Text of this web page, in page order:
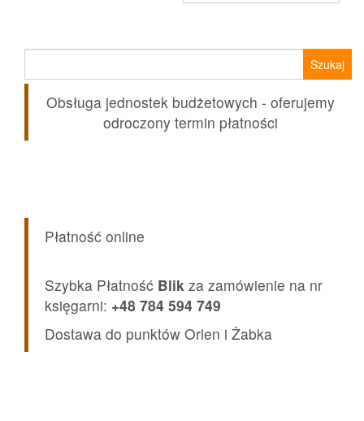
Obsługa jednostek budżetowych - oferujemy
odroczony termin płatności
Płatność online
Szybka Płatność Blik za zamówienie na nr
księgarni: +48 784 594 749
Dostawa do punktów Orlen i Żabka